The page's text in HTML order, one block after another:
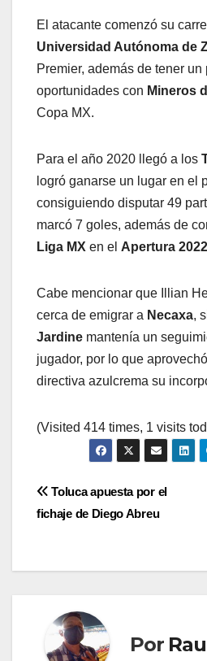
El atacante comenzó su
Universidad Autónoma de
Premier, además de tener un
oportunidades con Mineros
Copa MX.
Para el año 2020 llegó a los
logró ganarse un lugar en el
consiguiendo disputar 49
marcó 7 goles, además de
Liga MX en el Apertura 2022
Cabe mencionar que Illian
cerca de emigrar a Necaxa,
Jardine mantenía un
jugador, por lo que
directiva azulcrema su
(Visited 414 times, 1 visits
Navegación
de
entradas
Toluca apuesta por el
fichaje de Diego Abreu
Por